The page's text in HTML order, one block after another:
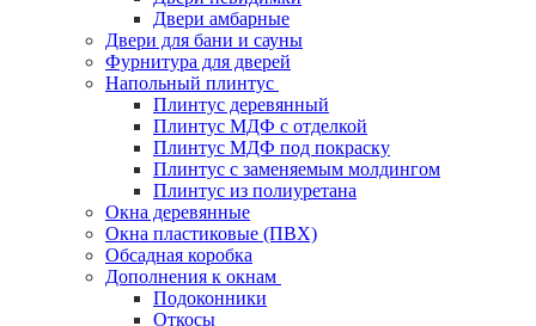
Двери амбарные
Двери для бани и сауны
Фурнитура для дверей
Напольный плинтус
Плинтус деревянный
Плинтус МДФ с отделкой
Плинтус МДФ под покраску
Плинтус с заменяемым молдингом
Плинтус из полиуретана
Окна деревянные
Окна пластиковые (ПВХ)
Обсадная коробка
Дополнения к окнам
Подоконники
Откосы